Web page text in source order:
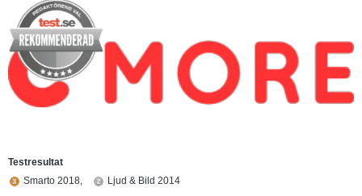
Testresultat
Smarto 2018,
Ljud & Bild 2014